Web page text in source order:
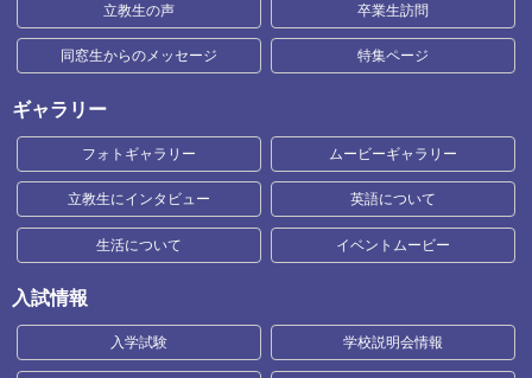
立教生の声 卒業生訪問
同窓生からのメッセージ 特集ページ
ギャラリー
フォトギャラリー ムービーギャラリー
立教生にインタビュー 英語について
生活について イベントムービー
入試情報
入学試験 学校説明会情報